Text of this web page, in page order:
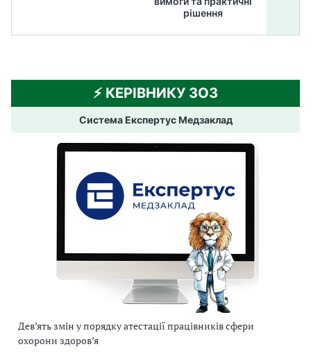
рішення
⚡️ КЕРІВНИКУ ЗОЗ
Система Експертус Медзаклад
Дев’ять змін у порядку атестації працівників сфери
охорони здоров’я